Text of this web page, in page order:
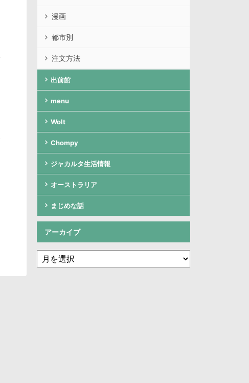
漫画
都市別
注文方法
出前館
menu
Wolt
Chompy
ジャカルタ生活情報
オーストラリア
まじめな話
アーカイブ